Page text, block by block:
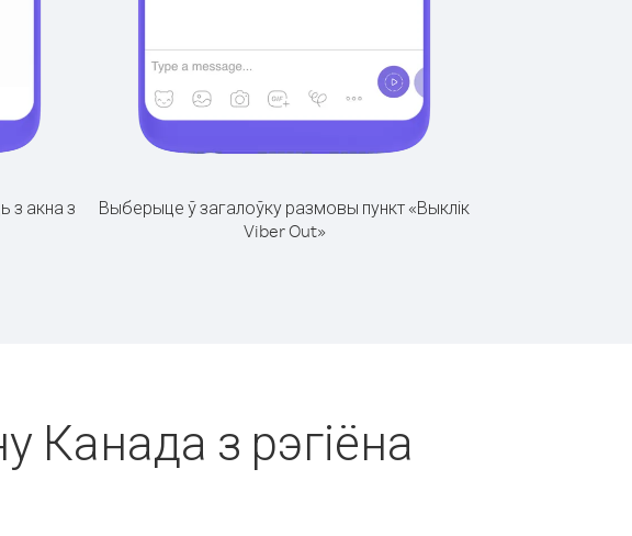
з акна з
Выберыце ў загалоўку размовы пункт «Выклік
Viber Out»
Канада з рэгіёна